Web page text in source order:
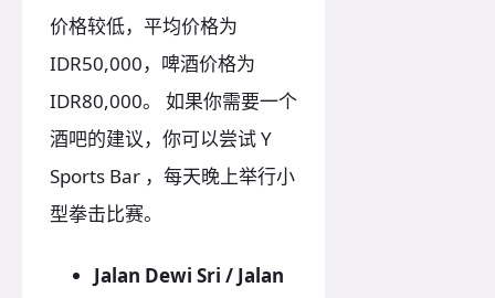
价格较低，平均价格为
IDR50,000，啤酒价格为
IDR80,000。 如果你需要一个
酒吧的建议，你可以尝试 Y
Sports Bar ，每天晚上举行小
型拳击比赛。
Jalan Dewi Sri / Jalan